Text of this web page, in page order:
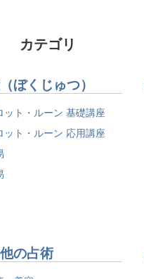
カテゴリ
ぼくじゅつ）
ット・ルーン 基礎講座
ット・ルーン 応用講座
の占術